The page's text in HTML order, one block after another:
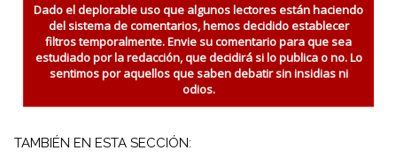
Dado el deplorable uso que algunos lectores están haciendo
del sistema de comentarios, hemos decidido establecer
filtros temporalmente. Envie su comentario para que sea
estudiado por la redacción, que decidirá si lo publica o no. Lo
sentimos por aquellos que saben debatir sin insidias ni
odios.
TAMBIÉN EN ESTA SECCIÓN: